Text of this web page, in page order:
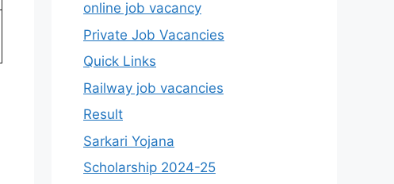
online job vacancy
Private Job Vacancies
Quick Links
Railway job vacancies
Result
Sarkari Yojana
Scholarship 2024-25